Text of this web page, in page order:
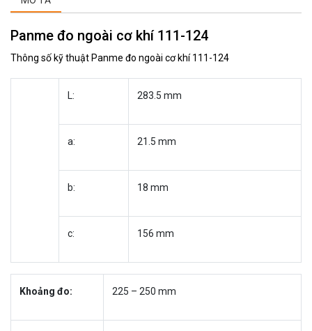
Panme đo ngoài cơ khí 111-124
Thông số kỹ thuật Panme đo ngoài cơ khí 111-124
L: 283.5 mm
a: 21.5 mm
b: 18 mm
c: 156 mm
Khoảng đo: 225 – 250 mm